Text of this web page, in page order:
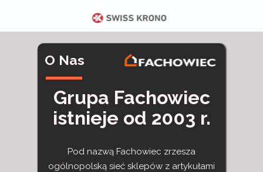
O Nas
Grupa Fachowiec
istnieje od 2003 r.
Pod nazwą Fachowiec zrzesza
ogólnopolską sieć sklepów z artykułami